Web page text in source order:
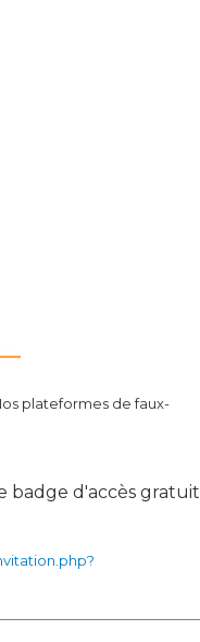
de faux-
badge d'accès gratuit